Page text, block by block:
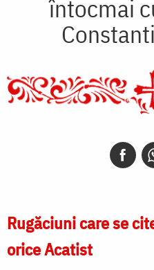
întocmai
Rugăciuni care se
orice Acatist